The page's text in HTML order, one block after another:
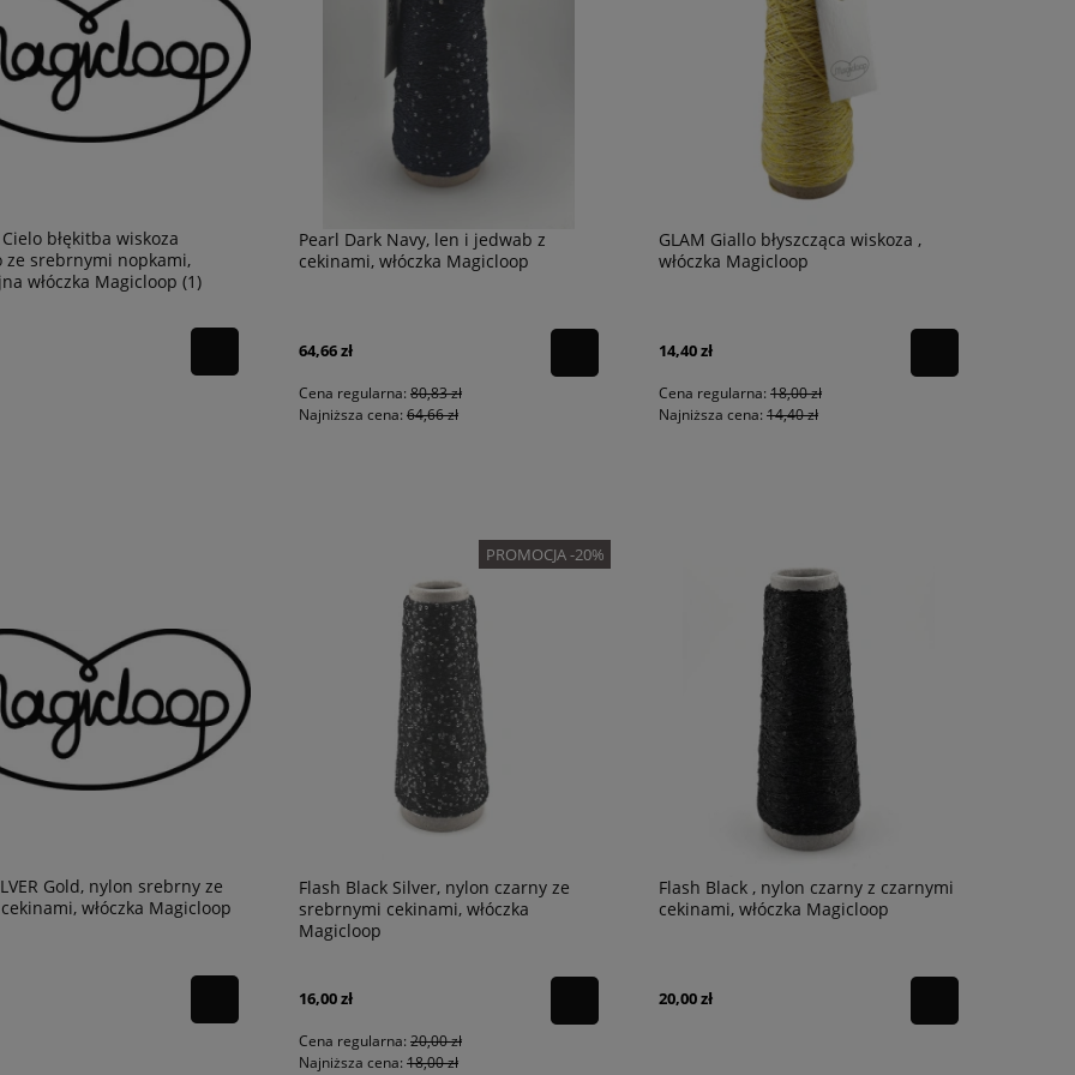
12,50 zł
PROMOCJA -20%
47,36 zł
Najniższa cena:
PROMOCJA -20%
Katia | Błyszcząca włóczka rafiowa
Cielo błękitba wiskoza
ze srebrnymi nopkami,
włóczka Magicloop (1)
Pearl Dark Navy, len i jedwab z
cekinami, włóczka Magicloop
64,66 zł
Cena regularna: 80,83 zł
Najniższa cena: 64,66 zł
GLAM Giallo błyszcząca wiskoza ,
włóczka Magicloop
14,40 zł
Cena regularna: 18,00 zł
Najniższa cena: 14,40 zł
Gold, nylon srebrny ze
włóczka Magicloop
PROMOCJA -20%
Flash Black Silver, nylon czarny ze
srebrnymi cekinami, włóczka
Magicloop
16,00 zł
Cena regularna: 20,00 zł
Najniższa cena: 18,00 zł
Flash Black , nylon czarny z czarnymi
cekinami, włóczka Magicloop
20,00 zł